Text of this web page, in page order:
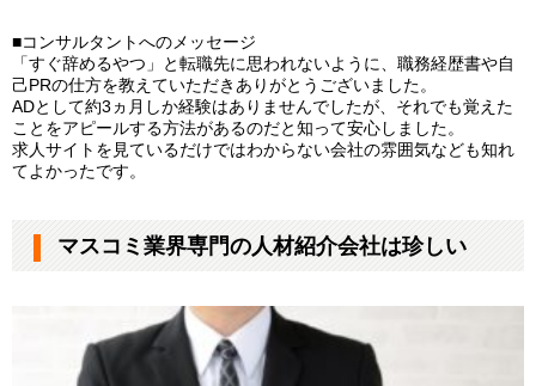
■コンサルタントへのメッセージ
「すぐ辞めるやつ」と転職先に思われないように、職務経歴書や自
己PRの仕方を教えていただきありがとうございました。
ADとして約3ヵ月しか経験はありませんでしたが、それでも覚えた
ことをアピールする方法があるのだと知って安心しました。
求人サイトを見ているだけではわからない会社の雰囲気なども知れ
てよかったです。
マスコミ業界専門の人材紹介会社は珍しい